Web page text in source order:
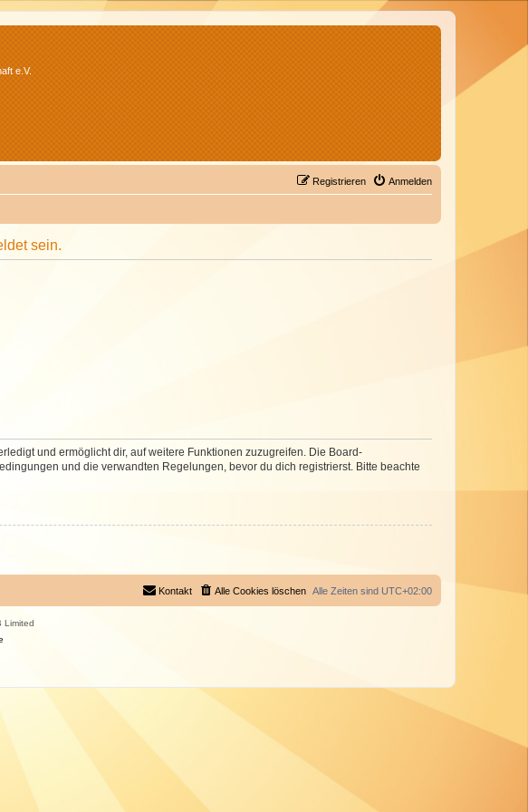
e.V.
Anmelden
Registrieren
sein.
und ermöglicht dir, auf weitere Funktionen zuzugreifen. Die Board-
und die verwandten Regelungen, bevor du dich registrierst. Bitte beachte
Alle Zeiten sind UTC+02:00
Alle Cookies löschen
Kontakt
Limited